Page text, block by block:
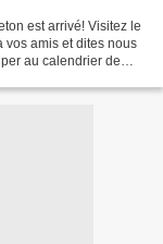
est arrivé! Visitez le
vos amis et dites nous
au calendrier de